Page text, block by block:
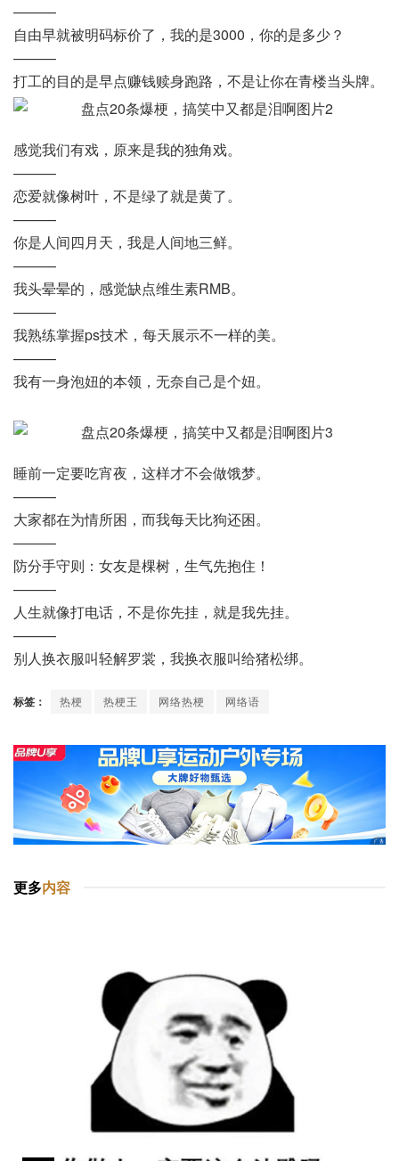
———
自由早就被明码标价了，我的是3000，你的是多少？
———
打工的目的是早点赚钱赎身跑路，不是让你在青楼当头牌。
感觉我们有戏，原来是我的独角戏。
———
恋爱就像树叶，不是绿了就是黄了。
———
你是人间四月天，我是人间地三鲜。
———
我头晕晕的，感觉缺点维生素RMB。
———
我熟练掌握ps技术，每天展示不一样的美。
———
我有一身泡妞的本领，无奈自己是个妞。
睡前一定要吃宵夜，这样才不会做饿梦。
———
大家都在为情所困，而我每天比狗还困。
———
防分手守则：女友是棵树，生气先抱住！
———
人生就像打电话，不是你先挂，就是我先挂。
———
别人换衣服叫轻解罗裳，我换衣服叫给猪松绑。
标签： 热梗 热梗王 网络热梗 网络语
更多内容